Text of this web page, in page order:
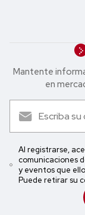
Mantente
en
Al registrarse,
comunicaciones
y eventos que
Puede retirar su